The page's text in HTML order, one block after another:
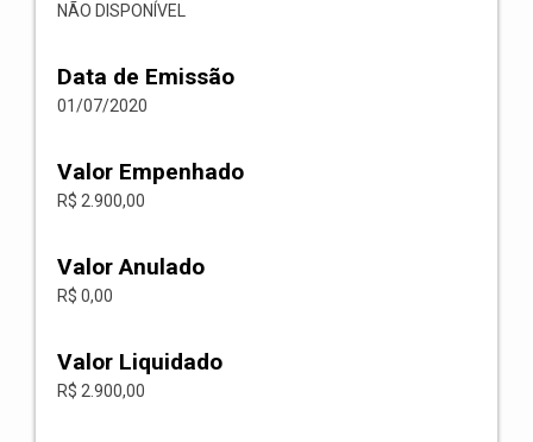
NÃO DISPONÍVEL
Data de Emissão
01/07/2020
Valor Empenhado
R$ 2.900,00
Valor Anulado
R$ 0,00
Valor Liquidado
R$ 2.900,00